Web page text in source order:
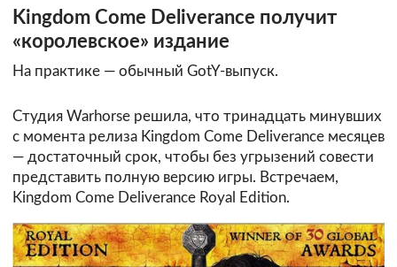
Kingdom Come Deliverance получит
«королевское» издание
На практике — обычный GotY-выпуск.
Студия Warhorse решила, что тринадцать минувших
с момента релиза Kingdom Come Deliverance месяцев
— достаточный срок, чтобы без угрызений совести
представить полную версию игры. Встречаем,
Kingdom Come Deliverance Royal Edition.